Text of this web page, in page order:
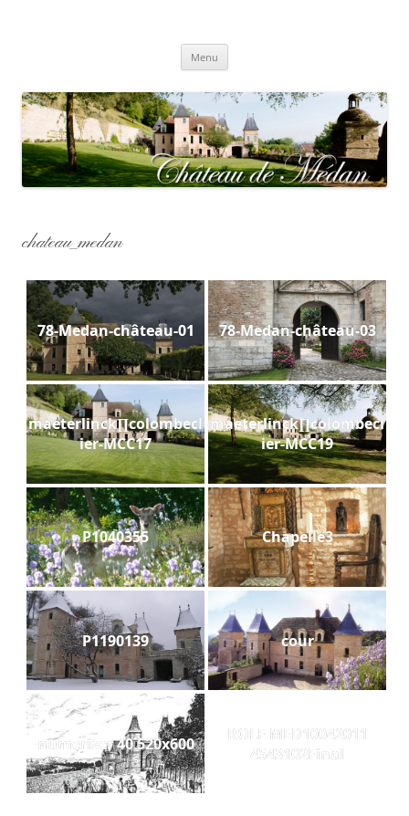
Menu
chateau_medan
78-Medan-château-01 78-Medan-château-03
maeterlinck∏colombecl
ier-MCC17
maeterlinck∏colombecl
ier-MCC19
P1040355 Chapelle3
P1190139 cour
numeriser 40 520x600
ROLF MED10042011
4543102Final